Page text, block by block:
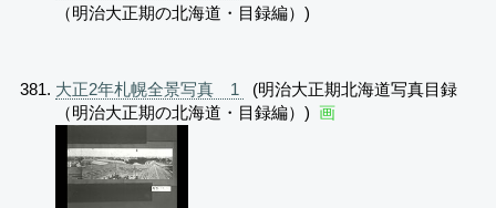
（明治大正期の北海道・目録編）)
大正2年札幌全景写真 1
(明治大正期北海道写真目録
（明治大正期の北海道・目録編）) 画